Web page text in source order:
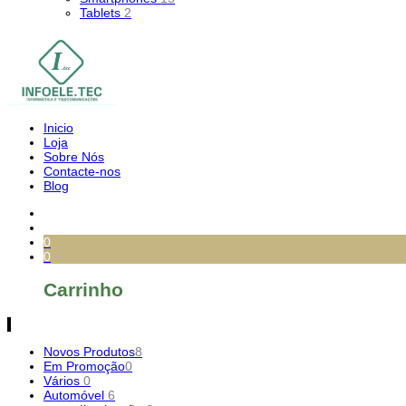
Tablets 2
Inicio
Loja
Sobre Nós
Contacte-nos
Blog
0
0
Carrinho
Novos Produtos8
Em Promoção0
Vários 0
Automóvel 6